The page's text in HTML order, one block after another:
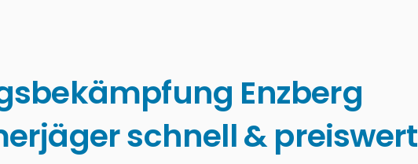
Enzberg
schnell & preiswert